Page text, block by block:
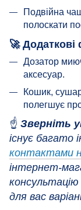
Подвійна
полоскати
🚀 Додаткові
Дозатор
аксесуар.
Кошик,
полегшує
☝️ Зверніть
існує багато
контактами
інтернет-
для вас